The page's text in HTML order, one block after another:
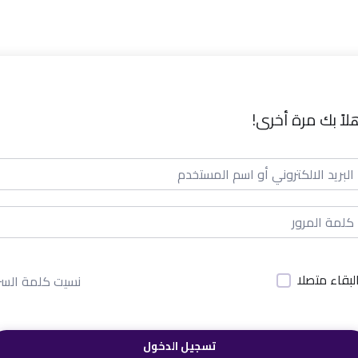
بك مرة أخرى!
متصلا نسيت كلمة
تسجيل الدخول